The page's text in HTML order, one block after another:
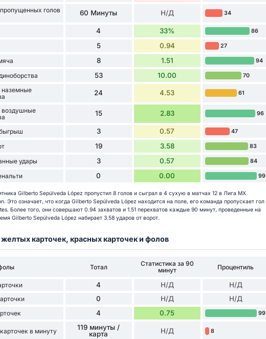
голов
60 Минуты Н/Д 34
4 33% 86
5 0.94 27
8 1.51 94
53 10.00 70
наземные
24 4.53 61
воздушные
15 2.83 96
3 0.57 47
19 3.58 83
удары 3 0.57 84
0 0.00 99
Gilberto Sepúlveda López пропустил 8 голов и сыграл в 4 сухую в матчах 12 в Лига МХ
Это означает, что когда Gilberto Sepúlveda López находится на поле, его команда пропускает гол
Более того, они совершают 0.94 захватов и 1.51 перехватов каждые 90 минут, проведенные на
Gilberto Sepúlveda López набирает 3.58 ударов от ворот.
желтых карточек, красных карточек и фолов
Тотал
Статистика за 90
минут
Процентиль
4 Н/Д Н/Д
0 Н/Д Н/Д
4 0.75 99
в минуту
119 минуты /
карта
Н/Д 8